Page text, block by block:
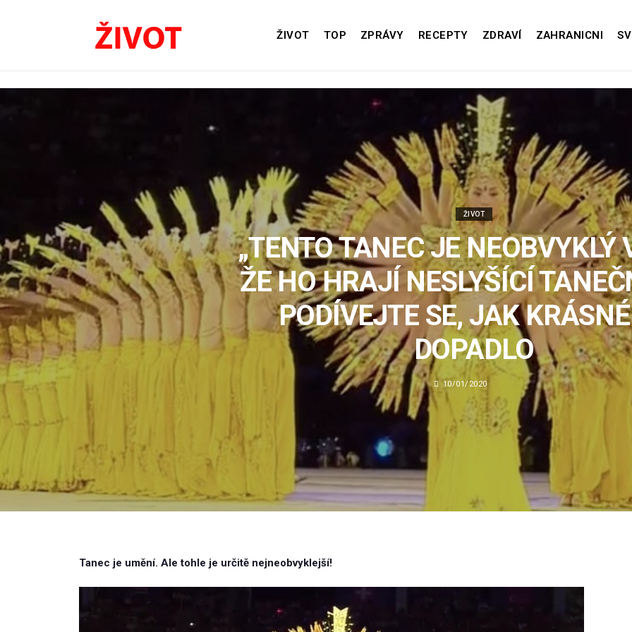
ŽIVOT TOP ZPRÁVY RECEPTY ZDRAVÍ ZAHRANICNI
ŽIVOT
„TENTO TANEC JE NEOBVYKLÝ
ŽE HO HRAJÍ NESLYŠÍCÍ
PODÍVEJTE SE, JAK
DOPADLO
10/01/2020
Tanec je umění. Ale tohle je určitě nejneobvyklejší!